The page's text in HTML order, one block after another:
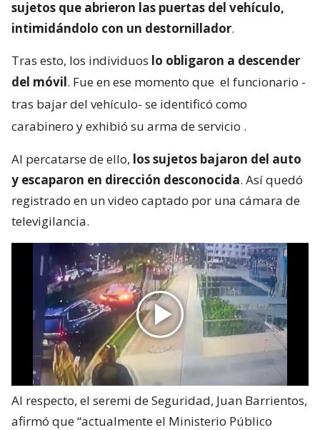
sujetos que abrieron las puertas del vehículo,
intimidándolo con un destornillador.
Tras esto, los individuos lo obligaron a descender
del móvil. Fue en ese momento que el funcionario -
tras bajar del vehículo- se identificó como
carabinero y exhibió su arma de servicio .
Al percatarse de ello, los sujetos bajaron del auto
y escaparon en dirección desconocida. Así quedó
registrado en un video captado por una cámara de
televigilancia.
Al respecto, el seremi de Seguridad, Juan Barrientos,
afirmó que “actualmente el Ministerio Público